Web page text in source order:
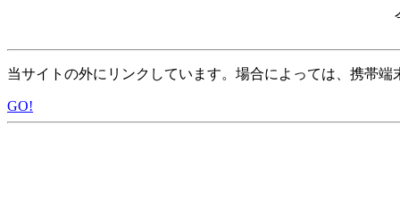
当サイトの外にリンクしています。場合によっては、携帯
GO!